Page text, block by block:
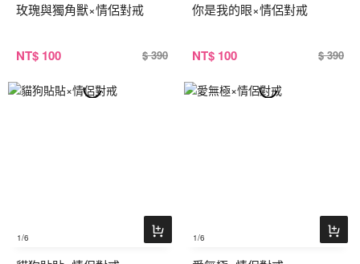
玫瑰與獨角獸×情侶對戒
NT$ 100 $ 390
你是我的眼×情侶對戒
NT$ 100 $ 390
1/6 1/6